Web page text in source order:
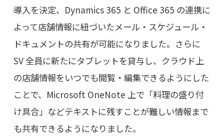
導入を決定、Dynamics 365 と Office 365 の連携に
よって店舗情報に紐づいたメール・スケジュール・
ドキュメントの共有が可能になりました。さらに
SV 全員に新たにタブレットを貸与し、クラウド上
の店舗情報をいつでも閲覧・編集できるようにした
ことで、Microsoft OneNote 上で「料理の盛り付
け具合」などテキストに残すことが難しい情報まで
も共有できるようになりました。